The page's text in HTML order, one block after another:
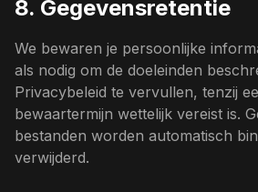
8. Gegevensretentie
We bewaren je persoonlijke
als nodig om de doeleinden
Privacybeleid te vervullen, tenzij
bewaartermijn wettelijk vereist is.
bestanden worden automatisch
verwijderd.